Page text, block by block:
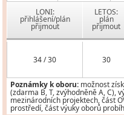
LONI:
přihlášení/plán
přijmout
LETOS:
plán
přijmout
34 / 30 30
Poznámky k oboru: možnost
(zdarma B, T, zvýhodněně A, C),
mezinárodních projektech, část
prostředí, část výuky oborů